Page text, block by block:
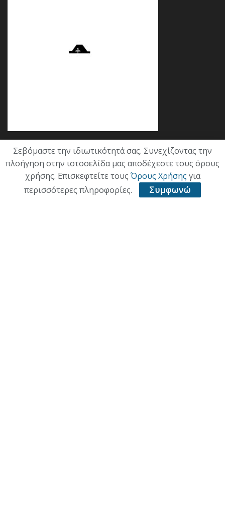
Κατηγορίες
ΕΠΙΚΑΙΡΟΤΗΤΑ
Σεβόμαστε την ιδιωτικότητά σας. Συνεχίζοντας την
πλοήγηση στην ιστοσελίδα μας αποδέχεστε τους όρους
χρήσης. Επισκεφτείτε τους Όρους Χρήσης για
περισσότερες πληροφορίες.
Συμφωνώ